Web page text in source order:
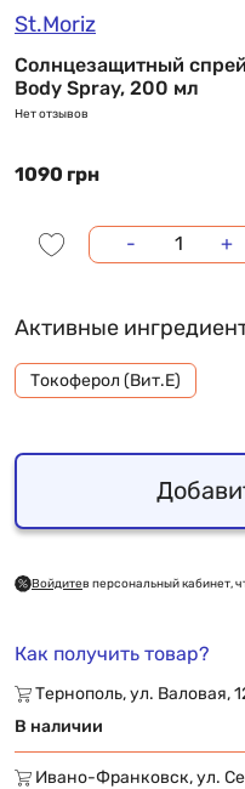
St.Moriz
Солнцезащитный спрей
Body Spray, 200 мл
Нет отзывов
1090 грн
- +
Активные
Токоферол (Вит.Е)
Войдитев персональный кабинет,
Как получить товар?
Тернополь, ул. Валовая,
В наличии
Ивано-Франковск, ул.